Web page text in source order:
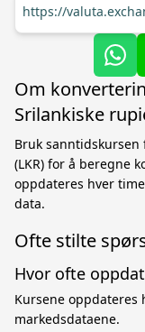
https://
Om
Srilankiske
Bruk sanntidskursen
(LKR) for å beregne
oppdateres hver
data.
Ofte stilte
Hvor ofte
Kursene oppdateres
markedsdataene.